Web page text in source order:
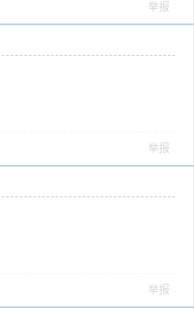
举报
举报
举报